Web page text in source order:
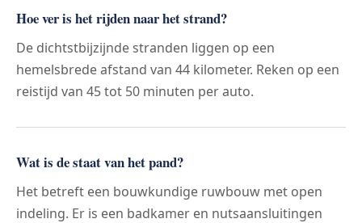
Hoe ver is het rijden naar het strand?
De dichtstbijzijnde stranden liggen op een
hemelsbrede afstand van 44 kilometer. Reken op een
reistijd van 45 tot 50 minuten per auto.
Wat is de staat van het pand?
Het betreft een bouwkundige ruwbouw met open
indeling. Er is een badkamer en nutsaansluitingen